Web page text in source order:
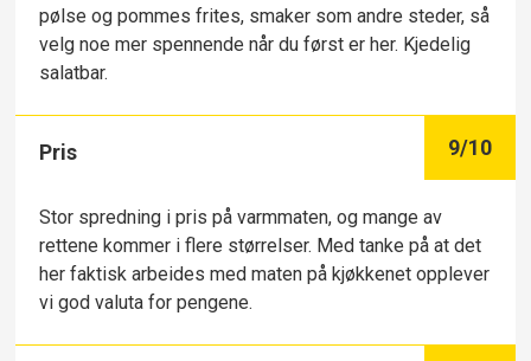
pølse og pommes frites, smaker som andre steder, så
velg noe mer spennende når du først er her. Kjedelig
salatbar.
Pris 9/10
Stor spredning i pris på varmmaten, og mange av
rettene kommer i flere størrelser. Med tanke på at det
her faktisk arbeides med maten på kjøkkenet opplever
vi god valuta for pengene.